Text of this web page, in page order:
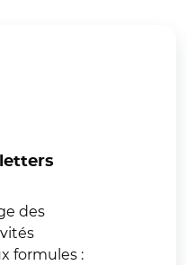
des
formules :